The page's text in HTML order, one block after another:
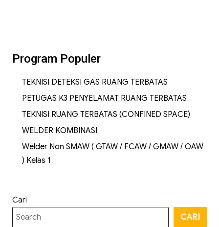
Program Populer
TEKNISI DETEKSI GAS RUANG TERBATAS
PETUGAS K3 PENYELAMAT RUANG TERBATAS
TEKNISI RUANG TERBATAS (CONFINED SPACE)
WELDER KOMBINASI
Welder Non SMAW ( GTAW / FCAW / GMAW / OAW
) Kelas 1
Cari
CARI